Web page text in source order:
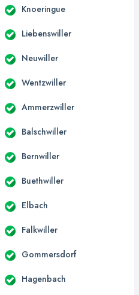
Knoeringue
Liebenswiller
Neuwiller
Wentzwiller
Ammerzwiller
Balschwiller
Bernwiller
Buethwiller
Elbach
Falkwiller
Gommersdorf
Hagenbach